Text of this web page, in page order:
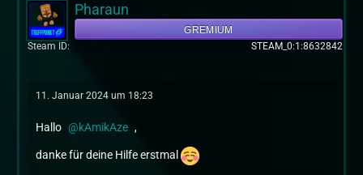
Pharaun
GREMIUM
Steam ID
STEAM_0:1:8632842
11. Januar 2024 um 18:23
Hallo kAmikAze ,
danke für deine Hilfe erstmal